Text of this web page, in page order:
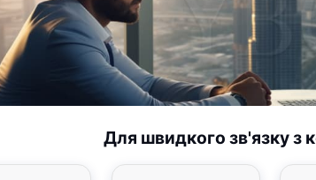
Для швидкого зв'язку з